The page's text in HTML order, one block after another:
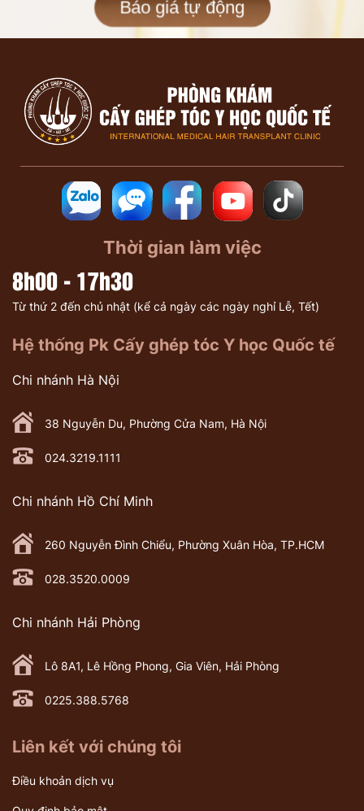
Báo giá tự động
Thời gian làm việc
8h00 - 17h30
Từ thứ 2 đến chủ nhật (kể cả ngày các ngày nghỉ Lễ, Tết)
Hệ thống Pk Cấy ghép tóc Y học Quốc tế
Chi nhánh Hà Nội
38 Nguyễn Du, Phường Cửa Nam, Hà Nội
024.3219.1111
Chi nhánh Hồ Chí Minh
260 Nguyễn Đình Chiểu, Phường Xuân Hòa, TP.HCM
028.3520.0009
Chi nhánh Hải Phòng
Lô 8A1, Lê Hồng Phong, Gia Viên, Hải Phòng
0225.388.5768
Liên kết với chúng tôi
Điều khoản dịch vụ